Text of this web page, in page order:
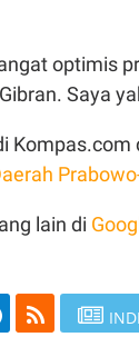
optimis
Saya
Kompas.com
lain di